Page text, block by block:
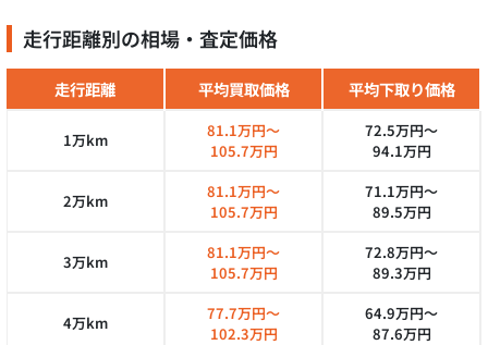
走行距離別の相場・査定価格
走行距離 平均買取価格 平均下取り価格
1万km
81.1万円～
105.7万円
72.5万円～
94.1万円
2万km
81.1万円～
105.7万円
71.1万円～
89.5万円
3万km
81.1万円～
105.7万円
72.8万円～
89.3万円
4万km
77.7万円～
102.3万円
64.9万円～
87.6万円